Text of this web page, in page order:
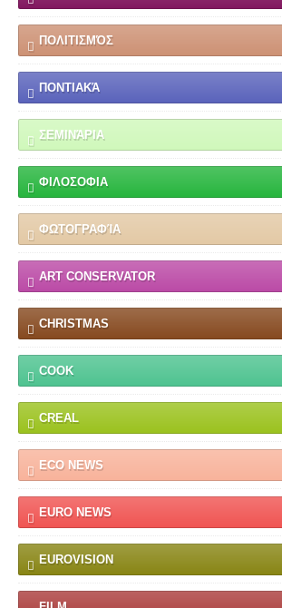
ΠΟΛΙΤΙΣΜΌΣ
ΠΟΝΤΙΑΚΆ
ΣΕΜΙΝΆΡΙΑ
ΦΙΛΟΣΟΦΙΑ
ΦΩΤΟΓΡΑΦΊΑ
ART CONSERVATOR
CHRISTMAS
COOK
CREAL
ECO NEWS
EURO NEWS
EUROVISION